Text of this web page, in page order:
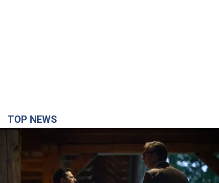
Зеленський вперше прибув до Сербії:
планується зустріч із Вучичем і не лише. Відео
Це перший візит глави держави до Бєлграда